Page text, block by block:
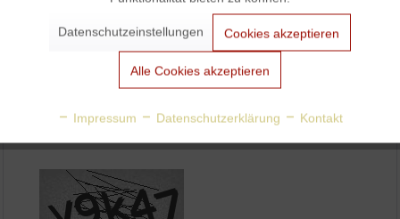
Aktiv
Personalisierung
Datenschutzeinstellungen Cookies akzeptieren
Alle Cookies akzeptieren
Impressum Datenschutzerklärung Kontakt